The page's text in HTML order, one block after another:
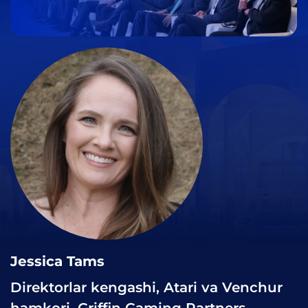
Jessica Tams
Direktorlar kengashi, Atari va Venchur